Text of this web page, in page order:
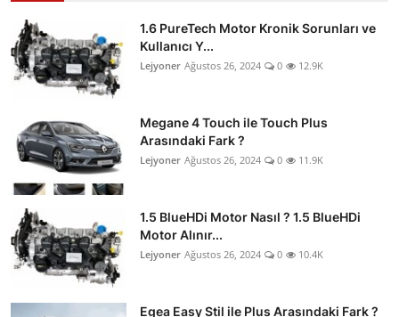
Yakıt, LPG & Elektrikli1.6 PureTech Motor Kronik Sorunları ve
Kullanıcı Y...
Lejyoner Ağustos 26, 2024 0 12.9K
Megane 4 Touch ile Touch Plus
Arasındaki Fark ?
Lejyoner Ağustos 26, 2024 0 11.9K
1.5 BlueHDi Motor Nasıl ? 1.5 BlueHDi
Motor Alınır...
Lejyoner Ağustos 26, 2024 0 10.4K
Egea Easy Stil ile Plus Arasındaki Fark ?